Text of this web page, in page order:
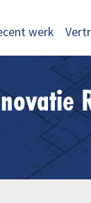
werk